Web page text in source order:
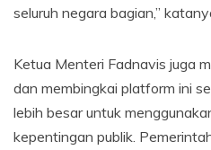
seluruh negara bagian,”
Ketua Menteri Fadnavis juga
dan membingkai platform ini
lebih besar untuk
kepentingan publik.